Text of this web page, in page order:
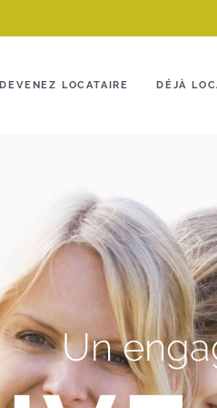
DEVENEZ LOCATAIRE DÉJÀ
Un